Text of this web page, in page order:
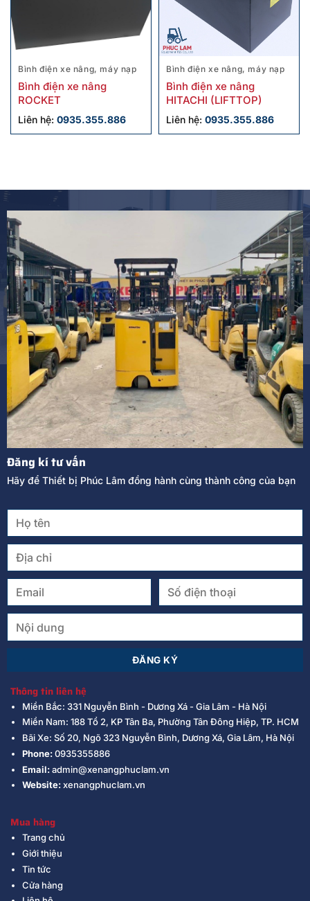
Bình điện xe nâng, máy nạp
Bình điện xe nâng
ROCKET
Liên hệ: 0935.355.886
Bình điện xe nâng, máy nạp
Bình điện xe nâng
HITACHI (LIFTTOP)
Liên hệ: 0935.355.886
Đăng kí tư vấn
Hãy để Thiết bị Phúc Lâm đồng hành cùng thành công của bạn
Thông tin liên hệ
Miền Bắc: 331 Nguyễn Bình - Dương Xá - Gia Lâm - Hà Nội
Miền Nam: 188 Tổ 2, KP Tân Ba, Phường Tân Đông Hiệp, TP. HCM
Bãi Xe: Số 20, Ngõ 323 Nguyễn Bình, Dương Xá, Gia Lâm, Hà Nội
Phone:0935355886
Email:admin@xenangphuclam.vn
Website:xenangphuclam.vn
Mua hàng
Trang chủ
Giới thiệu
Tin tức
Cửa hàng